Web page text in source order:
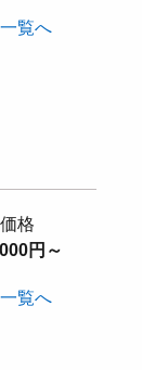
覧へ
格
円～
覧へ